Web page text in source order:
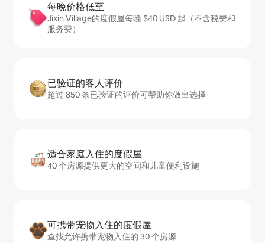
每晚价格低至
Jixin Village的度假屋每晚 $40 USD 起（不含税费和
服务费）
已验证的客人评价
超过 850 条已验证的评价可帮助你做出选择
适合家庭入住的度假屋
40 个房源提供更大的空间和儿童便利设施
可携带宠物入住的度假屋
查找允许携带宠物入住的 30 个房源